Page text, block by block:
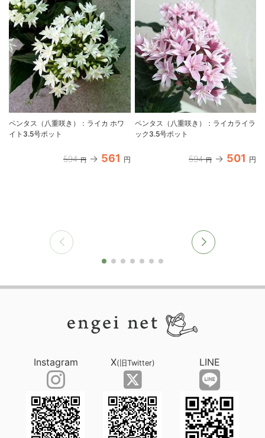
ペンタス（八重咲き）：ライカ ホワ
イト3.5号ポット
594 円 561 円
ペンタス（八重咲き）：ライカライラ
ック3.5号ポット
594 円 501 円
Instagram X(旧Twitter) LINE